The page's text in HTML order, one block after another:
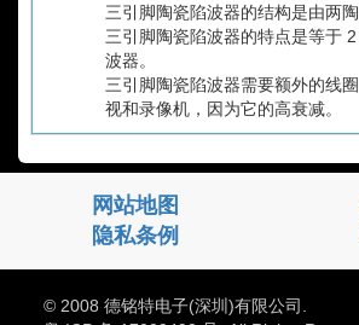
三引脚陶瓷陷波器的结构是由两陶
三引脚陶瓷陷波器的特点是等于
波器。
三引脚陶瓷陷波器需要额外的线
视和录像机，因为它的高衰减。
网站地图
隐私条例
© 2008 德铭特电子(深圳)有限公司.